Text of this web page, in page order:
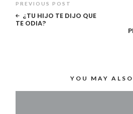
PREVIOUS POST
¿TU HIJO TE DIJO QUE
TE ODIA?
YOU MAY